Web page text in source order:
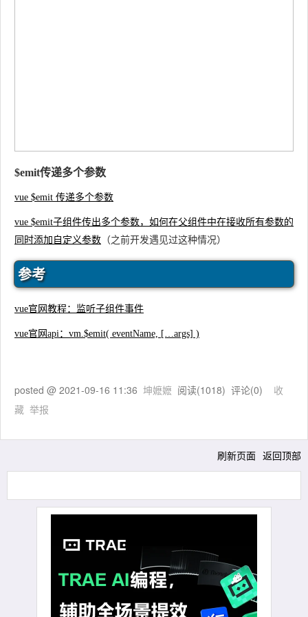
$emit传递多个参数
vue $emit 传递多个参数
vue $emit子组件传出多个参数，如何在父组件中在接收所有参数的
同时添加自定义参数 （之前开发遇见过这种情况）
参考
vue官网教程：监听子组件事件
vue官网api：vm.$emit( eventName, […args] )
posted @ 2021-09-16 11:36 坤嬷嬷 阅读(1018) 评论(0) 收
藏 举报
刷新页面 返回顶部